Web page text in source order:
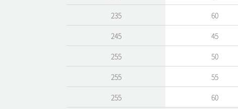
235 60
245 45
255 50
255 55
255 60